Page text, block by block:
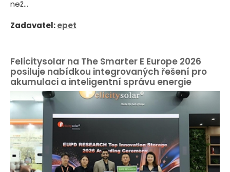
než...
Zadavatel:epet
Felicitysolar na The Smarter E Europe 2026
posiluje nabídkou integrovaných řešení pro
akumulaci a inteligentní správu energie